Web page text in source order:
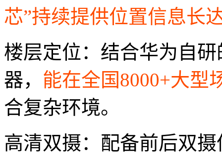
芯”持续提供位置信息长
楼层定位：结合华为自
器， 能在全国8000+大型
合复杂环境。
高清双摄：配备前后双